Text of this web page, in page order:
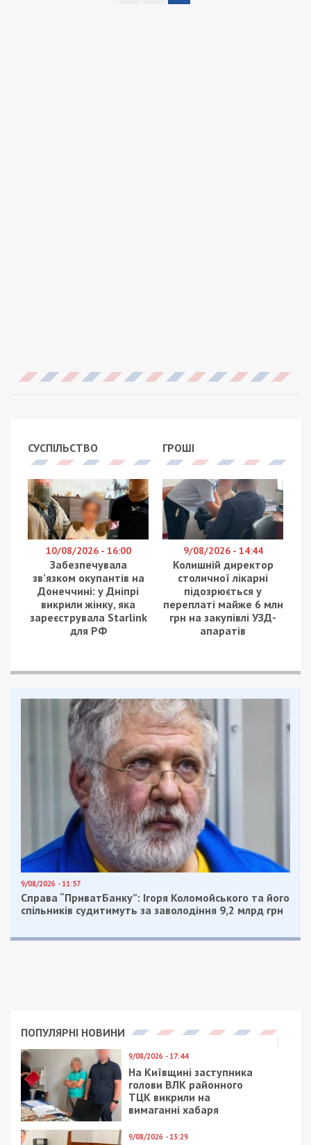
СУСПІЛЬСТВО
10/08/2026 - 16:00
Забезпечувала
зв’язком окупантів на
Донеччині: у Дніпрі
викрили жінку, яка
зареєструвала Starlink
для РФ
ГРОШІ
9/08/2026 - 14:44
Колишній директор
столичної лікарні
підозрюється у
переплаті майже 6 млн
грн на закупівлі УЗД-
апаратів
9/08/2026 - 11:57
Справа “ПриватБанку”: Ігоря Коломойського та його
спільників судитимуть за заволодіння 9,2 млрд грн
ПОПУЛЯРНІ НОВИНИ
9/08/2026 - 17:44
На Київщині заступника
голови ВЛК районного
ТЦК викрили на
вимаганні хабаря
9/08/2026 - 13:29